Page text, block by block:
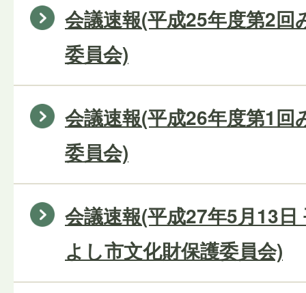
会議速報(平成25年度第2回
委員会)
会議速報(平成26年度第1回
委員会)
会議速報(平成27年5月13
よし市文化財保護委員会)